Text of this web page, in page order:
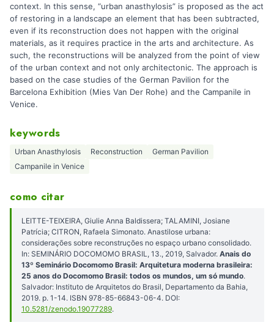
context. In this sense, “urban anasthylosis” is proposed as the act
of restoring in a landscape an element that has been subtracted,
even if its reconstruction does not happen with the original
materials, as it requires practice in the arts and architecture. As
such, the reconstructions will be analyzed from the point of view
of the urban context and not only architectonic. The approach is
based on the case studies of the German Pavilion for the
Barcelona Exhibition (Mies Van Der Rohe) and the Campanile in
Venice.
keywords
Urban Anasthylosis Reconstruction
German Pavilion
Campanile in Venice
como citar
LEITTE-TEIXEIRA, Giulie Anna Baldissera; TALAMINI, Josiane
Patrícia; CITRON, Rafaela Simonato. Anastilose urbana:
considerações sobre reconstruções no espaço urbano consolidado.
In: SEMINÁRIO DOCOMOMO BRASIL, 13., 2019, Salvador. Anais do
13º Seminário Docomomo Brasil: Arquitetura moderna brasileira:
25 anos do Docomomo Brasil: todos os mundos, um só mundo.
Salvador: Instituto de Arquitetos do Brasil, Departamento da Bahia,
2019. p. 1-14. ISBN 978-85-66843-06-4. DOI:
10.5281/zenodo.19077289.